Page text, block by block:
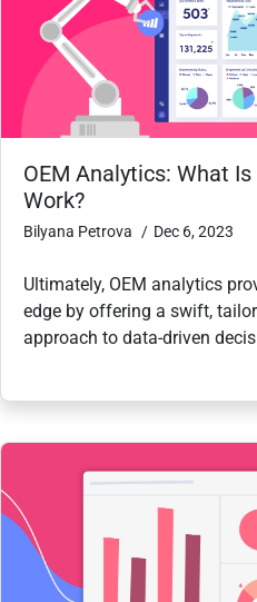
OEM Analytics: What
Work?
Bilyana Petrova Dec 6, 2023
Ultimately, OEM analytics
edge by offering a swift,
approach to data-driven